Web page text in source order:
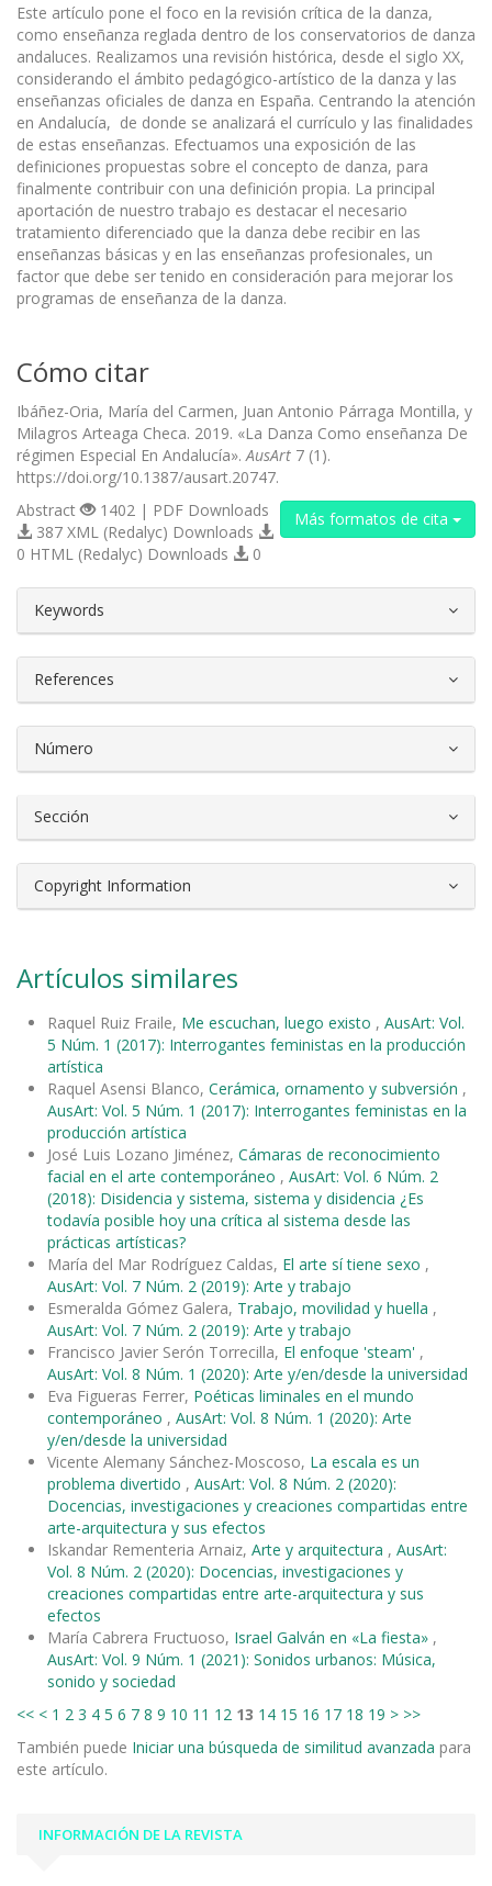
Este artículo pone el foco en la revisión crítica de la danza,
como enseñanza reglada dentro de los conservatorios de danza
andaluces. Realizamos una revisión histórica, desde el siglo XX,
considerando el ámbito pedagógico-artístico de la danza y las
enseñanzas oficiales de danza en España. Centrando la atención
en Andalucía, de donde se analizará el currículo y las finalidades
de estas enseñanzas. Efectuamos una exposición de las
definiciones propuestas sobre el concepto de danza, para
finalmente contribuir con una definición propia. La principal
aportación de nuestro trabajo es destacar el necesario
tratamiento diferenciado que la danza debe recibir en las
enseñanzas básicas y en las enseñanzas profesionales, un
factor que debe ser tenido en consideración para mejorar los
programas de enseñanza de la danza.
Cómo citar
Ibáñez-Oria, María del Carmen, Juan Antonio Párraga Montilla, y
Milagros Arteaga Checa. 2019. «La Danza Como enseñanza De
régimen Especial En Andalucía». AusArt 7 (1).
https://doi.org/10.1387/ausart.20747.
Más formatos de cita
Abstract
1402 | PDF Downloads
387 XML (Redalyc) Downloads
0 HTML (Redalyc) Downloads
0
Keywords
References
Número
Sección
Copyright Information
Artículos similares
Raquel Ruiz Fraile, Me escuchan, luego existo , AusArt: Vol.
5 Núm. 1 (2017): Interrogantes feministas en la producción
artística
Raquel Asensi Blanco, Cerámica, ornamento y subversión ,
AusArt: Vol. 5 Núm. 1 (2017): Interrogantes feministas en la
producción artística
José Luis Lozano Jiménez, Cámaras de reconocimiento
facial en el arte contemporáneo , AusArt: Vol. 6 Núm. 2
(2018): Disidencia y sistema, sistema y disidencia ¿Es
todavía posible hoy una crítica al sistema desde las
prácticas artísticas?
María del Mar Rodríguez Caldas, El arte sí tiene sexo ,
AusArt: Vol. 7 Núm. 2 (2019): Arte y trabajo
Esmeralda Gómez Galera, Trabajo, movilidad y huella ,
AusArt: Vol. 7 Núm. 2 (2019): Arte y trabajo
Francisco Javier Serón Torrecilla, El enfoque 'steam' ,
AusArt: Vol. 8 Núm. 1 (2020): Arte y/en/desde la universidad
Eva Figueras Ferrer, Poéticas liminales en el mundo
contemporáneo , AusArt: Vol. 8 Núm. 1 (2020): Arte
y/en/desde la universidad
Vicente Alemany Sánchez-Moscoso, La escala es un
problema divertido , AusArt: Vol. 8 Núm. 2 (2020):
Docencias, investigaciones y creaciones compartidas entre
arte-arquitectura y sus efectos
Iskandar Rementeria Arnaiz, Arte y arquitectura , AusArt:
Vol. 8 Núm. 2 (2020): Docencias, investigaciones y
creaciones compartidas entre arte-arquitectura y sus
efectos
María Cabrera Fructuoso, Israel Galván en «La fiesta» ,
AusArt: Vol. 9 Núm. 1 (2021): Sonidos urbanos: Música,
sonido y sociedad
<< < 1 2 3 4 5 6 7 8 9 10 11 12 13 14 15 16 17 18 19 > >>
También puede Iniciar una búsqueda de similitud avanzada para
este artículo.
INFORMACIÓN DE LA REVISTA